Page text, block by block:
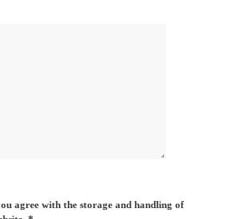
agree with the storage and handling of